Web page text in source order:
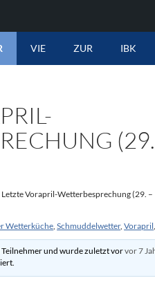
VIE ZUR IBK
(29.
Letzte Vorapril-Wetterbesprechung (29. –
Wetterküche,Schmuddelwetter,Vorapril
Teilnehmer und wurde zuletzt vorvor 7